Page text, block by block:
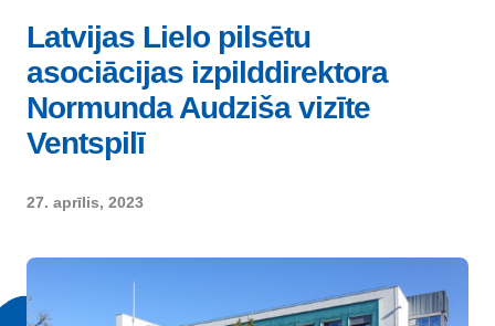
Latvijas Lielo pilsētu
asociācijas izpilddirektora
Normunda Audziša vizīte
Ventspilī
27. aprīlis, 2023